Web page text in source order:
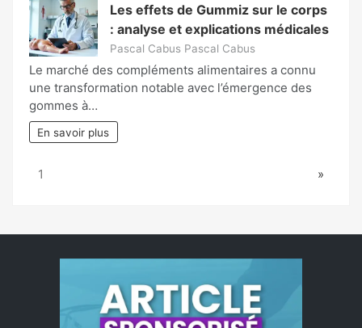
Les effets de Gummiz sur le corps
: analyse et explications médicales
Pascal Cabus Pascal Cabus
Le marché des compléments alimentaires a connu
une transformation notable avec l’émergence des
gommes à…
En savoir plus
Page:
1 Next
»